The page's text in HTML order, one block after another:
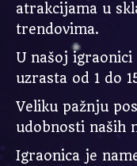
atrakcijama u
trendovima.
U našoj igraonici
uzrasta od 1 do
Veliku pažnju
udobnosti naših
Igraonica je